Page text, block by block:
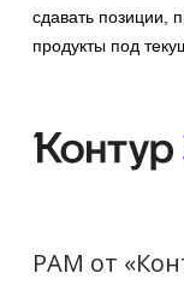
сдавать позиции,
продукты под
PAM от